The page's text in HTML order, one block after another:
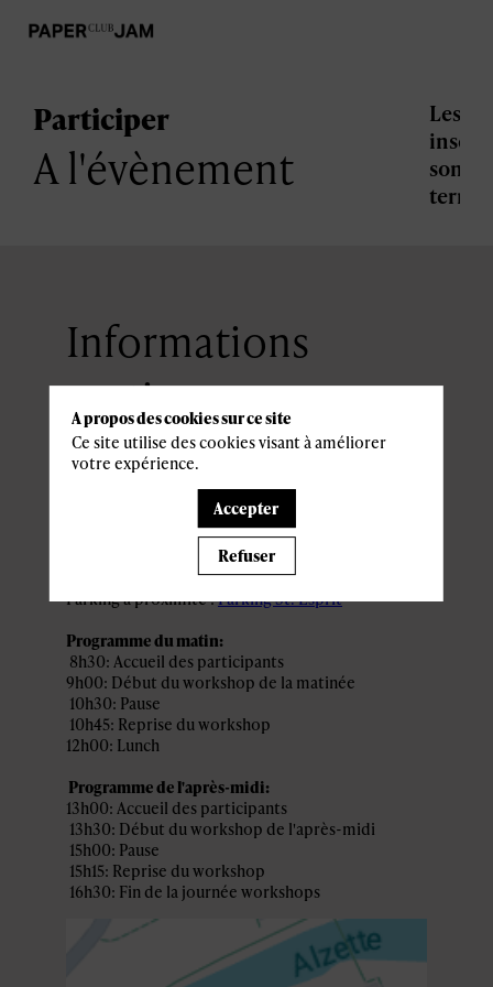
Participer
A l'évènement
Les
sont
Informations
pratiques
ACCÈS ET STATIONNEMENT
Abbaye de Neimënster
28 Rue Münster, 2160 Luxembourg
Parking à proximité :Parking St. Esprit
Programme du matin:
8h30: Accueil des participants
9h00: Début du workshop de la matinée
10h30: Pause
10h45: Reprise du workshop
12h00: Lunch
Programme de l'après-midi:
13h00: Accueil des participants
13h30: Début du workshop de l'après-midi
15h00: Pause
15h15: Reprise du workshop
16h30: Fin de la journée workshops
A propos des cookies sur ce site
Ce site utilise des cookies visant à améliorer
votre expérience.
Accepter
Refuser